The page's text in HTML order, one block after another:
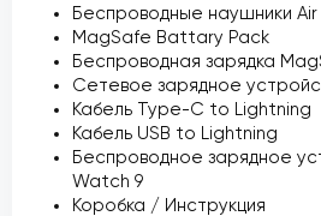
Беспроводные наушники Air
MagSafe Battary Pack
Беспроводная зарядка
Сетевое зарядное
Кабель Type-C to Lightning
Кабель USB to Lightning
Беспроводное зарядное
Watch 9
Коробка / Инструкция